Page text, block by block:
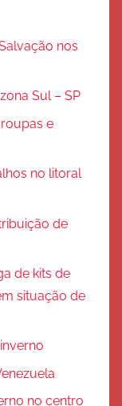
nos
Sul – SP
e
no litoral
de
de kits de
situação de
no centro